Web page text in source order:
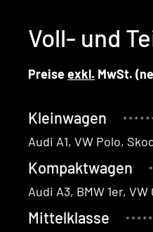
Voll- und
Preiseexkl. MwSt.
Kleinwagen
Audi A1, VW Polo,
Kompaktwagen
Audi A3, BMW 1er, VW
Mittelklasse